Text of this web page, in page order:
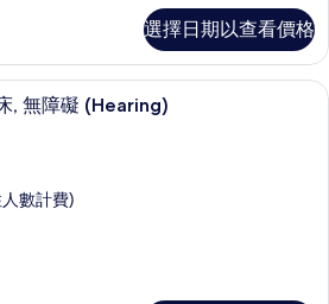
選擇日期以查看價格
書桌、筆電工作空間、隔音、熨斗/熨
, 無障礙 (Hearing)
數計費)